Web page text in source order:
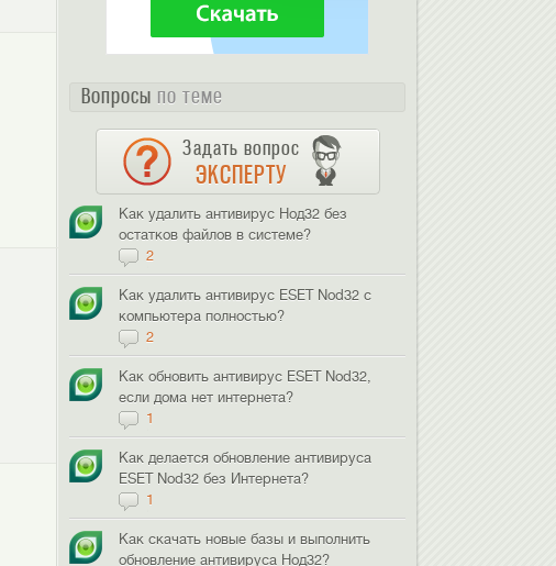
Вопросы по теме
Задать вопрос
ЭКСПЕРТУ
Как удалить антивирус Нод32 без
остатков файлов в системе?
2
Как удалить антивирус ESET Nod32 с
компьютера полностью?
2
Как обновить антивирус ESET Nod32,
если дома нет интернета?
1
Как делается обновление антивируса
ESET Nod32 без Интернета?
1
Как скачать новые базы и выполнить
обновление антивируса Нод32?